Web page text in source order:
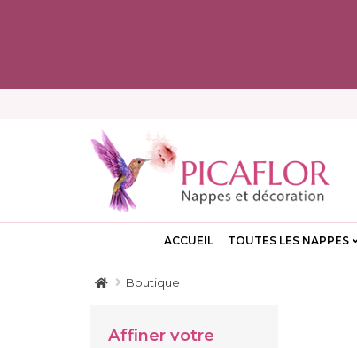
ACCUEIL TOUTES LES NAPPES
Boutique
Affiner votre